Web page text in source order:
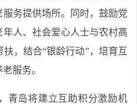
务提供场所。同时，鼓励党
人、社会爱心人士与农村高
，结合“银龄行动”，培育互
服务。
青岛将建立互助积分激励机